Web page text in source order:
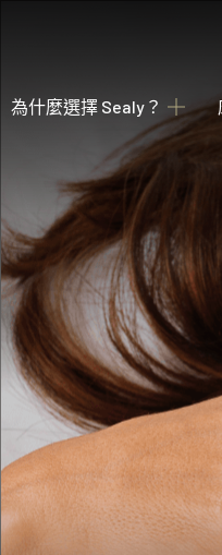
為什麼選擇 Sealy？
關於我們
我們的歷史
產業百年傳承
酒店合作項目
全球五星級酒店的首
瀏覽床褥
為您甄選融合先進科技與
Posture
從此進入Sealy床褥
PostureLux
以專利科技打造持
Hotel
無論在家在外，都
Hotel
置身五星級酒店般
床架
收納強大 德國配件